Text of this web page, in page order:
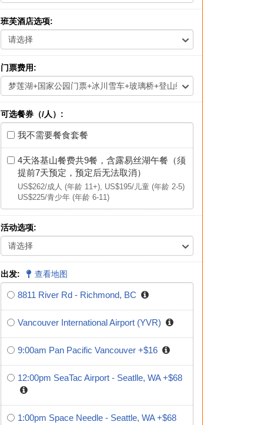
班芙酒店选项:
请选择
门票费用:
梦莲湖+国家公园门票+冰川雪车+玻璃桥+登山缆车
可选餐券（/人）:
我不需要餐食套餐
4天洛基山餐费共9餐，含露易丝湖午餐（须
提前7天预定，预定后无法取消）
US$262/成人 (年龄 11+), US$195/儿童 (年龄 2-5)
US$225/青少年 (年龄 6-11)
活动选项:
请选择
出发: 查看地图
8811 River Rd - Richmond, BC
Vancouver International Airport (YVR)
9:00am Pan Pacific Vancouver +$16
12:00pm SeaTac Airport - Seatlle, WA +$68
1:00pm Space Needle - Seattle, WA +$68